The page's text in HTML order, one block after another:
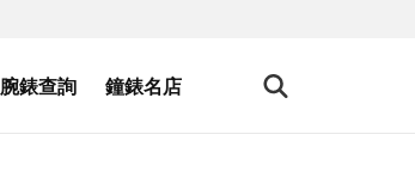
腕錶查詢 鐘錶名店